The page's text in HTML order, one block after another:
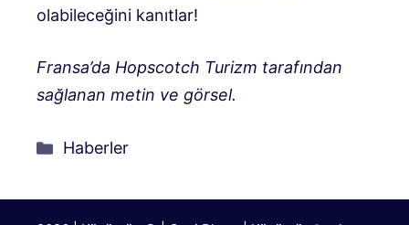
olabileceğini kanıtlar!
Fransa’da Hopscotch Turizm tarafından
sağlanan metin ve görsel.
Kategoriler
Haberler